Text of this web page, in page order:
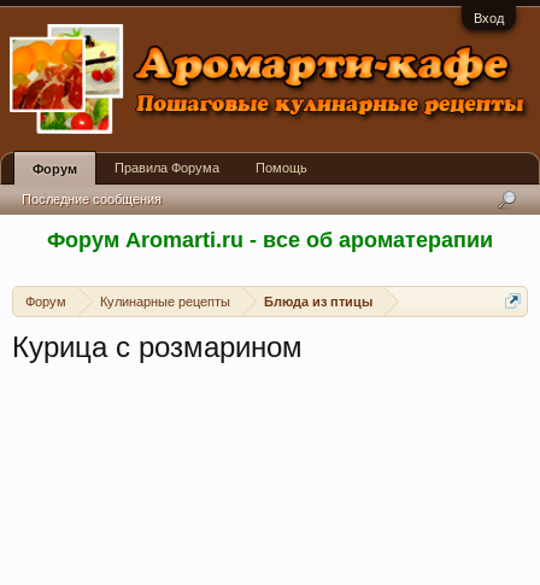
Вход
Форум Aromarti.ru - все об ароматерапии
Форум Кулинарные рецепты Блюда из птицы
Курица с розмарином
Форум
Последние сообщения
Правила Форума Помощь